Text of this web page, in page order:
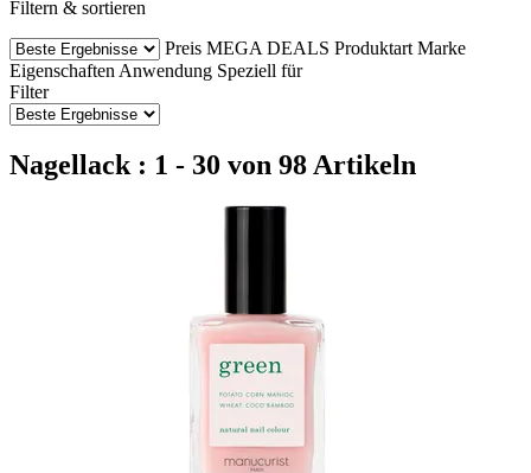
Filtern & sortieren
Preis MEGA DEALS Produktart Marke
Eigenschaften Anwendung Speziell für
Filter
Nagellack : 1 - 30 von 98 Artikeln